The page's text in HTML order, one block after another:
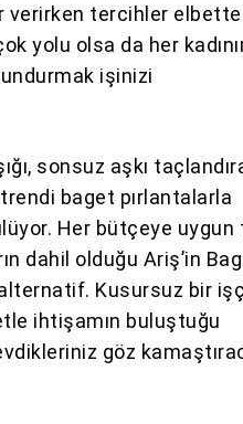
verirken tercihler
yolu olsa da her
işinizi
sonsuz aşkı
baget pırlantalarla
Her bütçeye
dahil olduğu Ariş’in
Kusursuz bir
ihtişamın buluştuğu
göz